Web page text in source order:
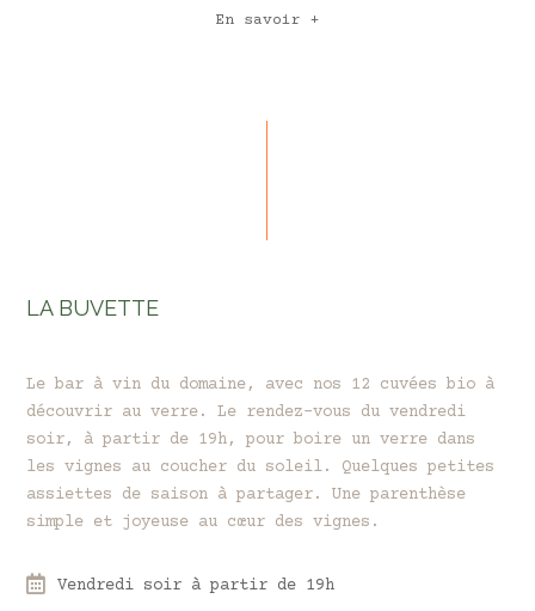
En savoir +
LA BUVETTE
Le bar à vin du domaine, avec nos 12 cuvées bio à
découvrir au verre. Le rendez-vous du vendredi
soir, à partir de 19h, pour boire un verre dans
les vignes au coucher du soleil. Quelques petites
assiettes de saison à partager. Une parenthèse
simple et joyeuse au cœur des vignes.
 Vendredi soir à partir de 19h